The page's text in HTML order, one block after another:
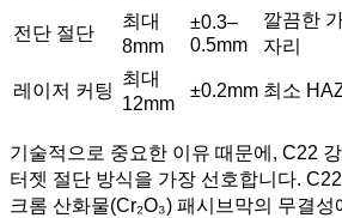
전단 절단
최대
8mm
±0.3–
0.5mm
깔끔한
자리
레이저 커팅
최대
12mm
±0.2mm 최소
기술적으로 중요한 이유 때문에, C22
터젯 절단 방식을 가장 선호합니다.
크롬 산화물(Cr₂O₃) 패시브막의 무결